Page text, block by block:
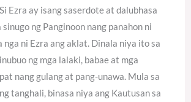
Ezra ay isang saserdote at dalubhasa
ng Panginoon nang panahon ni
nga ni Ezra ang aklat. Dinala niya ito sa
ng mga lalaki, babae at mga
nang gulang at pang-unawa. Mula sa
tanghali, binasa niya ang Kautusan sa